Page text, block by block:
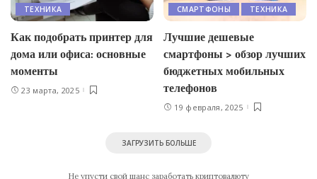
ТЕХНИКА
Как подобрать принтер для
дома или офиса: основные
моменты
23 марта, 2025
СМАРТФОНЫ ТЕХНИКА
Лучшие дешевые
смартфоны > обзор лучших
бюджетных мобильных
телефонов
19 февраля, 2025
ЗАГРУЗИТЬ БОЛЬШЕ
Не упусти свой шанс заработать криптовалюту